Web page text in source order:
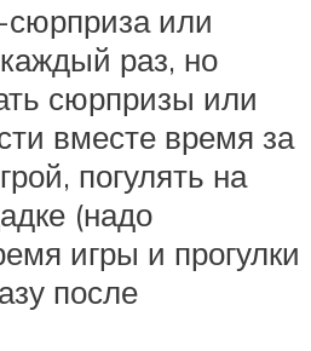
сюрприза или
раз, но
сюрпризы или
вместе время за
погулять на
(надо
игры и прогулки
после